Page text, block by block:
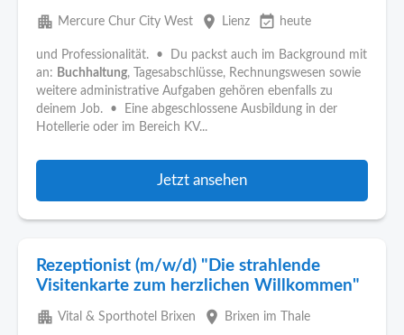
apartment Mercure Chur City West place Lienz event_available heute
und Professionalität. • Du packst auch im Background mit
an: Buchhaltung, Tagesabschlüsse, Rechnungswesen sowie
weitere administrative Aufgaben gehören ebenfalls zu
deinem Job. • Eine abgeschlossene Ausbildung in der
Hotellerie oder im Bereich KV...
Jetzt ansehen
Rezeptionist (m/w/d) "Die strahlende
Visitenkarte zum herzlichen Willkommen"
apartment Vital & Sporthotel Brixen place Brixen im Thale